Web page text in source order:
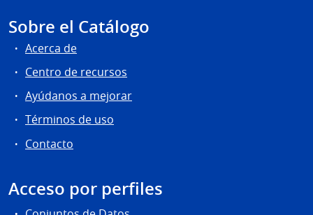
Sobre el Catálogo
Acerca de
Centro de recursos
Ayúdanos a mejorar
Términos de uso
Contacto
Acceso por perfiles